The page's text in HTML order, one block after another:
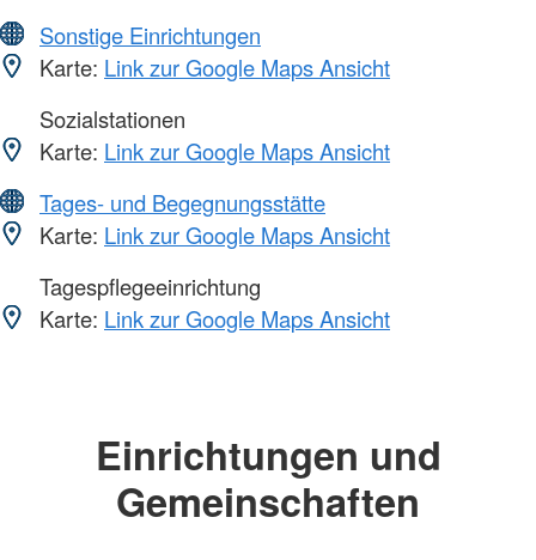
Sonstige Einrichtungen
Karte: Link zur Google Maps Ansicht
Sozialstationen
Karte: Link zur Google Maps Ansicht
Tages- und Begegnungsstätte
Karte: Link zur Google Maps Ansicht
Tagespflegeeinrichtung
Karte: Link zur Google Maps Ansicht
Einrichtungen und
Gemeinschaften